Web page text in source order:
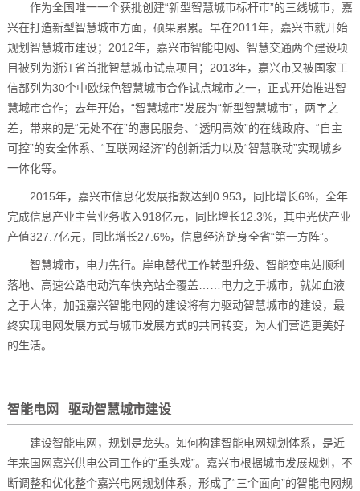
作为全国唯一一个获批创建“新型智慧城市标杆市”的三线城市，嘉
兴在打造新型智慧城市方面，硕果累累。早在2011年，嘉兴市就开始
规划智慧城市建设；2012年，嘉兴市智能电网、智慧交通两个建设项
目被列为浙江省首批智慧城市试点项目；2013年，嘉兴市又被国家工
信部列为30个中欧绿色智慧城市合作试点城市之一，正式开始推进智
慧城市合作；去年开始，“智慧城市”发展为“新型智慧城市”，两字之
差，带来的是“无处不在”的惠民服务、“透明高效”的在线政府、“自主
可控”的安全体系、“互联网经济”的创新活力以及“智慧联动”实现城乡
一体化等。
2015年，嘉兴市信息化发展指数达到0.953，同比增长6%，全年
完成信息产业主营业务收入918亿元，同比增长12.3%，其中光伏产业
产值327.7亿元，同比增长27.6%，信息经济跻身全省“第一方阵”。
智慧城市，电力先行。岸电替代工作转型升级、智能变电站顺利
落地、高速公路电动汽车快充站全覆盖……电力之于城市，就如血液
之于人体，加强嘉兴智能电网的建设将有力驱动智慧城市的建设，最
终实现电网发展方式与城市发展方式的共同转变，为人们营造更美好
的生活。
智能电网 驱动智慧城市建设
建设智能电网，规划是龙头。如何构建智能电网规划体系，是近
年来国网嘉兴供电公司工作的“重头戏”。嘉兴市根据城市发展规划，不
断调整和优化整个嘉兴电网规划体系，形成了“三个面向”的智能电网规